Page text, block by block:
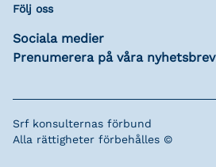
Följ oss
Sociala medier
Prenumerera på våra nyhetsbrev
Srf konsulternas förbund
Alla rättigheter förbehålles ©